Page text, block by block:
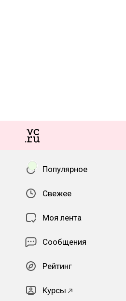
Популярное
Свежее
Моя лента
Сообщения
Рейтинг
Курсы